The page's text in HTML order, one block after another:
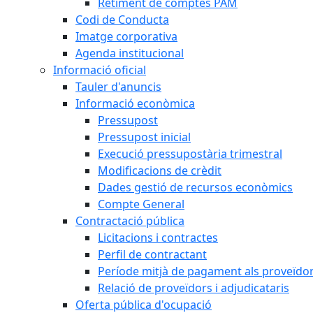
Codi de Conducta
Imatge corporativa
Agenda institucional
Informació oficial
Tauler d'anuncis
Informació econòmica
Pressupost
Pressupost inicial
Execució pressupostària trimestral
Modificacions de crèdit
Dades gestió de recursos econòmics
Compte General
Contractació pública
Licitacions i contractes
Perfil de contractant
Període mitjà de pagament als
Relació de proveïdors i adjudicataris
Oferta pública d'ocupació